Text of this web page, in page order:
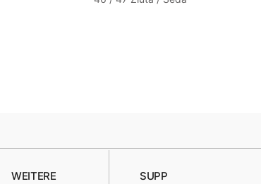
WEITERE
SUPP